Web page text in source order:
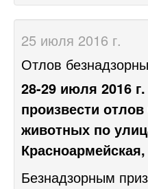
25 июля 2016 г.
Отлов
28-29 июля 2016
произвести
животных по
Безнадзорным